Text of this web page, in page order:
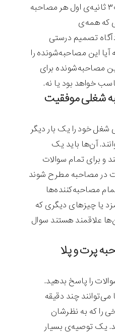
بگذارند. علاوه بر این، ۳۰ ثانیه‌ی اول هر مصاحبه
که همه‌ی
تصمیم درستی
آیا این مصاحبه‌شونده را
مصاحبه‌شونده برای
خواهد بود یا نه.
شغلی موفقیت
شغل خود را یک بار دیگر
آن‌ها باید یک
و برای تمام سوالات
در مصاحبه مطرح شوند
مصاحبه‌کننده‌ها
یا چیزهای دیگری که
علاقمند هستند سوال
پرت و پلا
را پاسخ بدهید.
چند دقیقه
را که به نظرشان
یک توصیه‌ی بسیار